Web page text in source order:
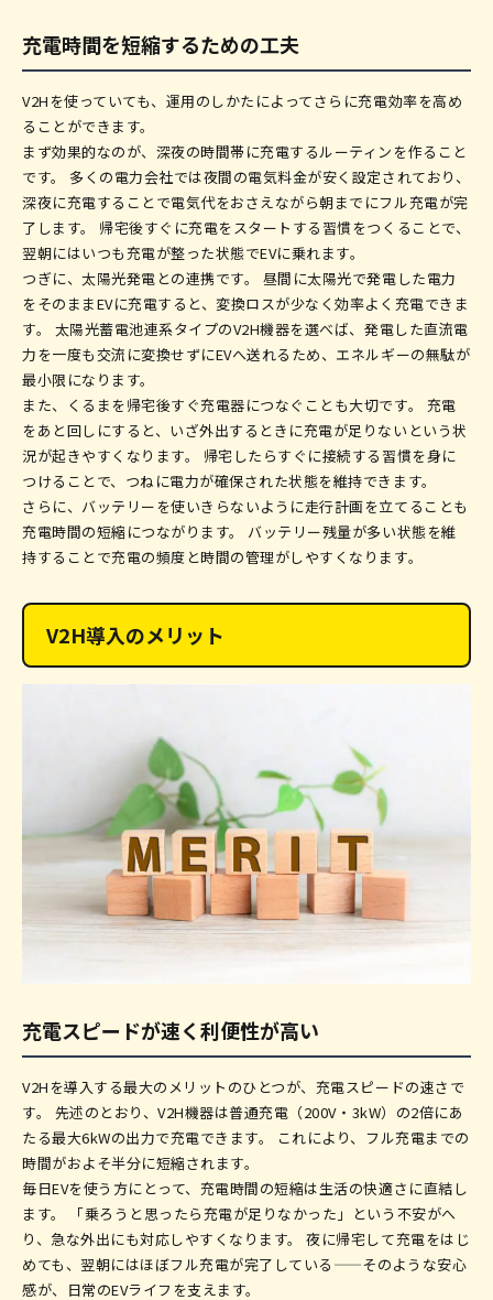
充電時間を短縮するための工夫
V2Hを使っていても、運用のしかたによってさらに充電効率を高め
ることができます。
まず効果的なのが、深夜の時間帯に充電するルーティンを作ること
です。 多くの電力会社では夜間の電気料金が安く設定されており、
深夜に充電することで電気代をおさえながら朝までにフル充電が完
了します。 帰宅後すぐに充電をスタートする習慣をつくることで、
翌朝にはいつも充電が整った状態でEVに乗れます。
つぎに、太陽光発電との連携です。 昼間に太陽光で発電した電力
をそのままEVに充電すると、変換ロスが少なく効率よく充電できま
す。 太陽光蓄電池連系タイプのV2H機器を選べば、発電した直流電
力を一度も交流に変換せずにEVへ送れるため、エネルギーの無駄が
最小限になります。
また、くるまを帰宅後すぐ充電器につなぐことも大切です。 充電
をあと回しにすると、いざ外出するときに充電が足りないという状
況が起きやすくなります。 帰宅したらすぐに接続する習慣を身に
つけることで、つねに電力が確保された状態を維持できます。
さらに、バッテリーを使いきらないように走行計画を立てることも
充電時間の短縮につながります。 バッテリー残量が多い状態を維
持することで充電の頻度と時間の管理がしやすくなります。
V2H導入のメリット
充電スピードが速く利便性が高い
V2Hを導入する最大のメリットのひとつが、充電スピードの速さで
す。 先述のとおり、V2H機器は普通充電（200V・3kW）の2倍にあ
たる最大6kWの出力で充電できます。 これにより、フル充電までの
時間がおよそ半分に短縮されます。
毎日EVを使う方にとって、充電時間の短縮は生活の快適さに直結し
ます。 「乗ろうと思ったら充電が足りなかった」という不安がへ
り、急な外出にも対応しやすくなります。 夜に帰宅して充電をはじ
めても、翌朝にはほぼフル充電が完了している——そのような安心
感が、日常のEVライフを支えます。